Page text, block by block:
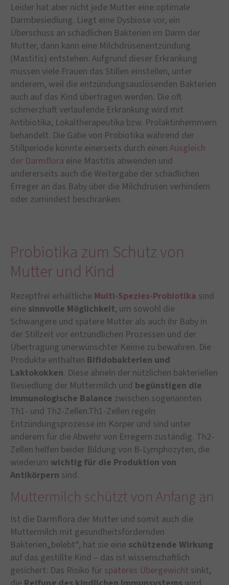
Leider hat aber nicht jede Mutter eine optimale
Darmbesiedlung. Liegt eine Dysbiose vor, ein
Überschuss an schädlichen Bakterien im Darm der
Mutter, dann kann eine Milchdrüsenentzündung
(Mastitis) entstehen. Aufgrund dieser Erkrankung
müssen viele Frauen das Stillen einstellen, unter
anderem, weil die entzündungsauslösenden Bakterien
auch auf das Kind übertragen werden. Die oft
schmerzhaft verlaufende Erkrankung wird mit
Antibiotika, Lokaltherapeutika bzw. Prolaktinhemmern
behandelt. Die Gabe von Probiotika während der
Stillperiode könnte einerseits durch einen Ausgleich
der Darmflora eine Mastitis abwenden und
andererseits auch die Weitergabe der schädlichen
Erreger an das Baby über die Milchdrüsen verhindern
oder zumindest beschränken.
Probiotika zum Schutz von
Mutter und Kind
Rezeptfrei erhältliche Multi-Spezies-Probiotika sind
eine sinnvolle Möglichkeit, um sowohl die
Schwangere und spätere Mutter als auch ihr Baby in
der Stillzeit vor entzündlichen Prozessen und der
Übertragung unerwünschter Keime zu bewahren. Die
Produkte enthalten Bifidobakterien und
Laktokokken. Diese ähneln der nützlichen bakteriellen
Besiedlung der Muttermilch und begünstigen die
immunologische Balance zwischen sogenannten
Th1- und Th2-Zellen.Th1-Zellen regeln
Entzündungsprozesse im Körper und sind unter
anderem für die Abwehr von Erregern zuständig. Th2-
Zellen helfen beider Bildung von B-Lymphozyten, die
wiederum wichtig für die Produktion von
Antikörpern sind.
Muttermilch schützt von Anfang an
Ist die Darmflora der Mutter und somit auch die
Muttermilch mit gesundheitsfördernden
Bakterien„belebt“, hat sie eine schützende Wirkung
auf das gestillte Kind – das ist wissenschaftlich
gesichert: Das Risiko für späteres Übergewicht sinkt,